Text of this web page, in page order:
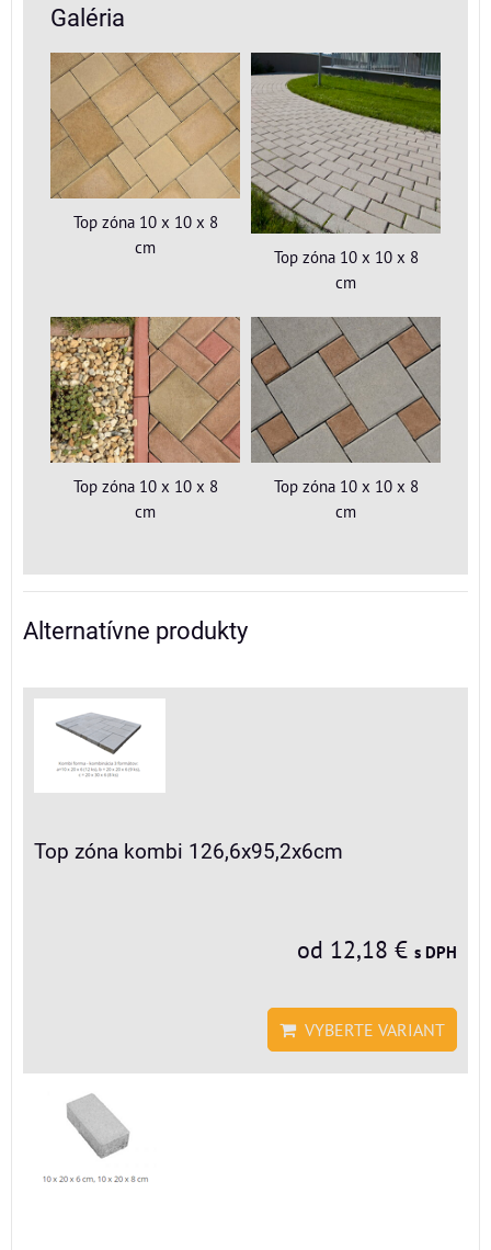
Galéria
Top zóna 10 x 10 x 8
cm
Top zóna 10 x 10 x 8
cm
Top zóna 10 x 10 x 8
cm
Top zóna 10 x 10 x 8
cm
Alternatívne produkty
Top zóna kombi 126,6x95,2x6cm
od 12,18 € s DPH
VYBERTE VARIANT